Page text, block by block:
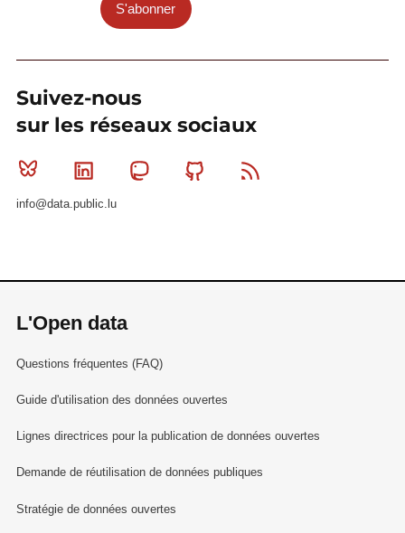
S'abonner
Suivez-nous
sur les réseaux sociaux
Bluesky Linkedin MastodonGithub
info@data.public.lu
L'Open data
Questions fréquentes (FAQ)
Guide d'utilisation des données ouvertes
Lignes directrices pour la publication de données ouvertes
Demande de réutilisation de données publiques
Stratégie de données ouvertes